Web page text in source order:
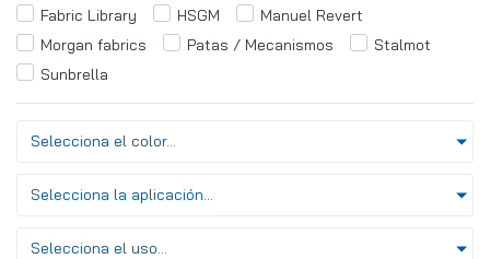
Fabric Library
HSGM
Manuel Revert
Morgan fabrics
Patas / Mecanismos
Stalmot
Sunbrella
Selecciona el color...
Selecciona la aplicación...
Selecciona el uso...